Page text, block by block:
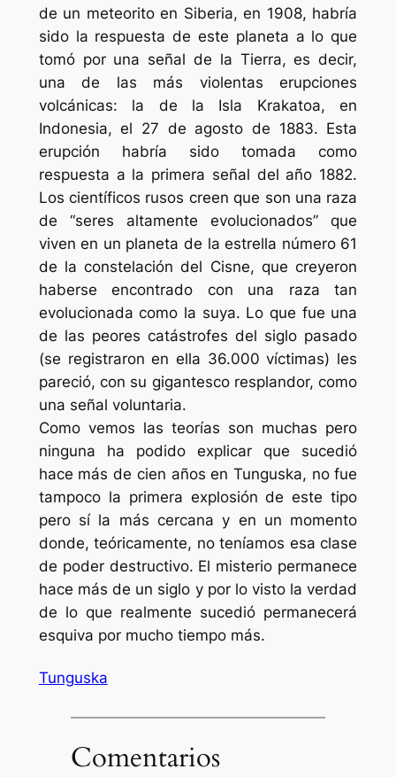
de un meteorito en Siberia, en 1908, habría
sido la respuesta de este planeta a lo que
tomó por una señal de la Tierra, es decir,
una de las más violentas erupciones
volcánicas: la de la Isla Krakatoa, en
Indonesia, el 27 de agosto de 1883. Esta
erupción habría sido tomada como
respuesta a la primera señal del año 1882.
Los científicos rusos creen que son una raza
de “seres altamente evolucionados” que
viven en un planeta de la estrella número 61
de la constelación del Cisne, que creyeron
haberse encontrado con una raza tan
evolucionada como la suya. Lo que fue una
de las peores catástrofes del siglo pasado
(se registraron en ella 36.000 víctimas) les
pareció, con su gigantesco resplandor, como
una señal voluntaria.
Como vemos las teorías son muchas pero
ninguna ha podido explicar que sucedió
hace más de cien años en Tunguska, no fue
tampoco la primera explosión de este tipo
pero sí la más cercana y en un momento
donde, teóricamente, no teníamos esa clase
de poder destructivo. El misterio permanece
hace más de un siglo y por lo visto la verdad
de lo que realmente sucedió permanecerá
esquiva por mucho tiempo más.
Tunguska
Comentarios